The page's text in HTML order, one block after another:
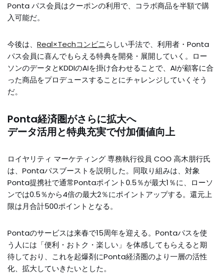
Ponta パス会員はクーポンの利用で、コラボ商品を半額で購
入可能だ。
今後は、 Real×Techコンビニらしい手法で、利用者・Ponta
パス会員に喜んでもらえる特典を開発・展開していく。ロー
ソンのデータとKDDIのAIを掛け合わせることで、AIが顧客に合
った商品をプロデュースすることにチャレンジしていくそう
だ。
Ponta経済圏がさらに拡大へ
データ活用と特典充実で付加価値向上
ロイヤリティ マーケティング 専務執行役員 COO 高木朋行氏
は、Pontaパスブーストを説明した。同取り組みは、対象
Ponta提携社で通常Pontaポイント0.5％が最大1％に、ローソ
ンでは0.5％から4倍の最大2％にポイントアップする。還元上
限は月合計500ポイントとなる。
Pontaのサービスは来春で15周年を迎える。Pontaパスを使
う人には「便利・おトク・楽しい」を体感してもらえると期
待しており、これを起爆剤にPonta経済圏のより一層の活性
化、拡大していきたいとした。